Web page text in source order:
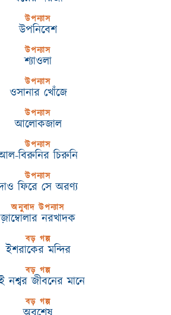
উপন্যাস
উপনিবেশ
উপন্যাস
শ্যাওলা
উপন্যাস
ওসানার খোঁজে
উপন্যাস
আলোকজাল
উপন্যাস
বিরুনির চিরুনি
উপন্যাস
ফিরে সে অরণ্য
অনুবাদ উপন্যাস
জ়াম্বোলার নরখাদক
বড় গল্প
ইশরাকের মন্দির
বড় গল্প
নশ্বর জীবনের মানে
বড় গল্প